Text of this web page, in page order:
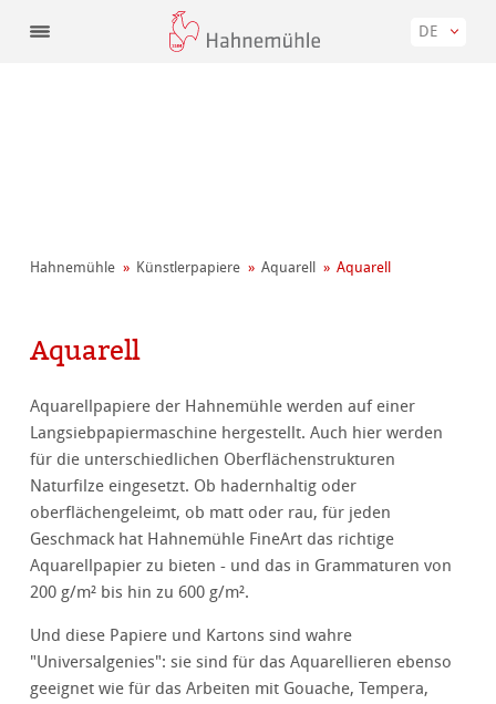
DE
Hahnemühle Künstler­papiere Aquarell Aquarell
Aquarell
Aquarellpapiere der Hahnemühle werden auf einer
Langsiebpapiermaschine hergestellt. Auch hier werden
für die unterschiedlichen Oberflächenstrukturen
Naturfilze eingesetzt. Ob hadernhaltig oder
oberflächengeleimt, ob matt oder rau, für jeden
Geschmack hat Hahnemühle FineArt das richtige
Aquarellpapier zu bieten - und das in Grammaturen von
200 g/m² bis hin zu 600 g/m².
Und diese Papiere und Kartons sind wahre
"Universalgenies": sie sind für das Aquarellieren ebenso
geeignet wie für das Arbeiten mit Gouache, Tempera,